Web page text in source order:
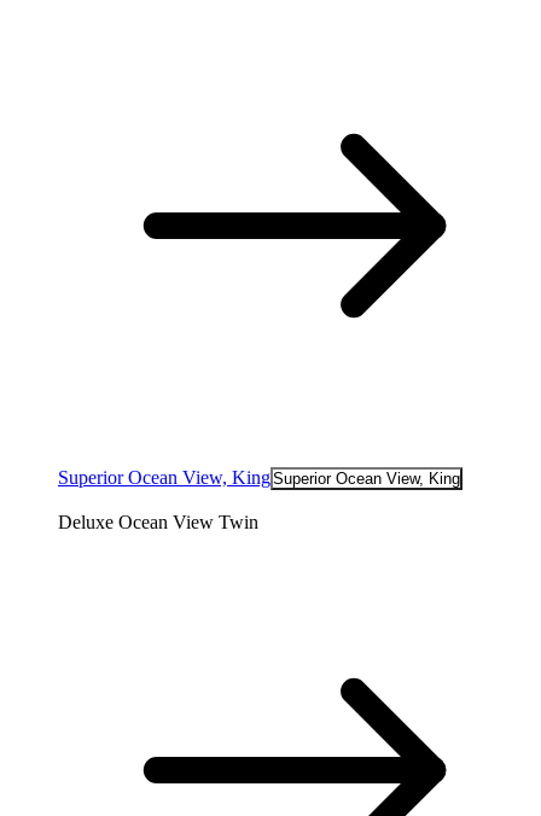
Superior Ocean View, KingSuperior Ocean View, King
Deluxe Ocean View Twin